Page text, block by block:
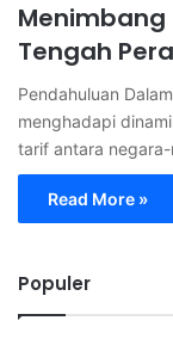
Menimbang
Tengah
Pendahuluan
menghadapi
tarif antara
Read More »
Populer